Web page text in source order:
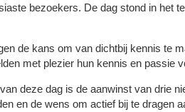
bezoekers. De dag stond in het
de kans om van dichtbij kennis te
met plezier hun kennis en passie
deze dag is de aanwinst van drie
en de wens om actief bij te dragen